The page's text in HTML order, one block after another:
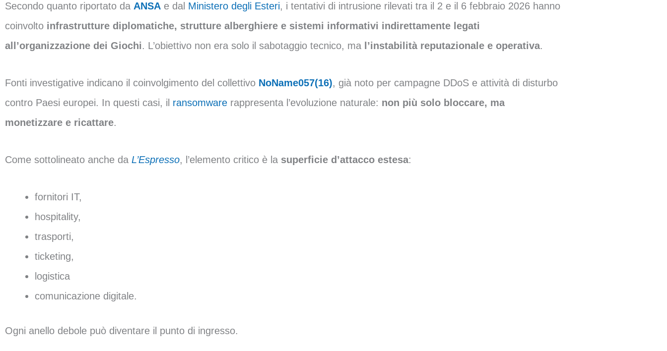
Secondo quanto riportato da ANSA e dal Ministero degli Esteri, i tentativi di intrusione rilevati tra il 2 e il 6 febbraio 2026 hanno
coinvolto infrastrutture diplomatiche, strutture alberghiere e sistemi informativi indirettamente legati
all’organizzazione dei Giochi. L’obiettivo non era solo il sabotaggio tecnico, ma l’instabilità reputazionale e operativa.
Fonti investigative indicano il coinvolgimento del collettivo NoName057(16), già noto per campagne DDoS e attività di disturbo
contro Paesi europei. In questi casi, il ransomware rappresenta l’evoluzione naturale: non più solo bloccare, ma
monetizzare e ricattare.
Come sottolineato anche da L’Espresso, l’elemento critico è la superficie d’attacco estesa:
fornitori IT,
hospitality,
trasporti,
ticketing,
logistica
comunicazione digitale.
Ogni anello debole può diventare il punto di ingresso.